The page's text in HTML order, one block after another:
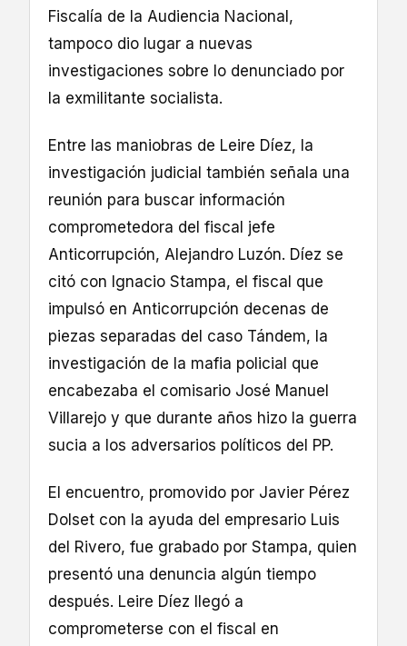
Fiscalía de la Audiencia Nacional,
tampoco dio lugar a nuevas
investigaciones sobre lo denunciado por
la exmilitante socialista.
Entre las maniobras de Leire Díez, la
investigación judicial también señala una
reunión para buscar información
comprometedora del fiscal jefe
Anticorrupción, Alejandro Luzón. Díez se
citó con Ignacio Stampa, el fiscal que
impulsó en Anticorrupción decenas de
piezas separadas del caso Tándem, la
investigación de la mafia policial que
encabezaba el comisario José Manuel
Villarejo y que durante años hizo la guerra
sucia a los adversarios políticos del PP.
El encuentro, promovido por Javier Pérez
Dolset con la ayuda del empresario Luis
del Rivero, fue grabado por Stampa, quien
presentó una denuncia algún tiempo
después. Leire Díez llegó a
comprometerse con el fiscal en